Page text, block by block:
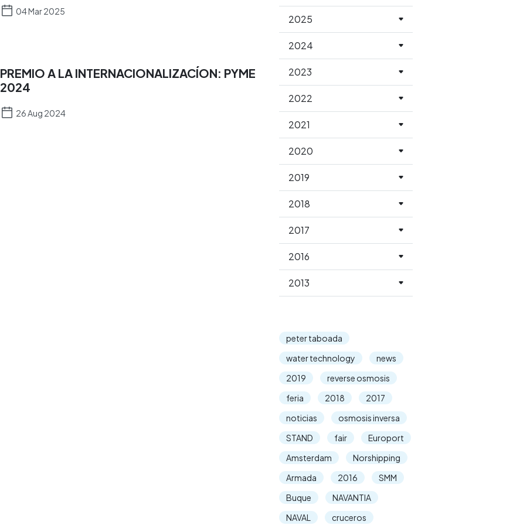
2025
2024
2023
2022
2021
2020
2019
2018
2017
2016
2013
peter taboada
water technology
news
2019
reverse osmosis
feria
2018
2017
noticias
osmosis inversa
STAND
fair
Europort
Amsterdam
Norshipping
Armada
2016
SMM
Buque
NAVANTIA
NAVAL
cruceros
04 Mar 2025
PREMIO A LA INTERNACIONALIZACÍON: PYME
2024
26 Aug 2024